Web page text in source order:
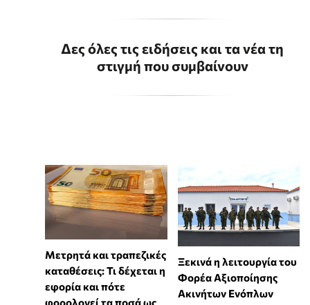
Δες όλες τις ειδήσεις και τα νέα τη
στιγμή που συμβαίνουν
Μετρητά και τραπεζικές
καταθέσεις: Τι δέχεται η
εφορία και πότε
φορολογεί τα ποσά ως
Ξεκινά η λειτουργία του
Φορέα Αξιοποίησης
Ακινήτων Ενόπλων